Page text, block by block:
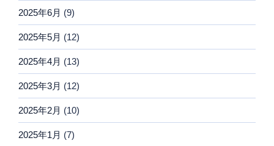
2025年6月 (9)
2025年5月 (12)
2025年4月 (13)
2025年3月 (12)
2025年2月 (10)
2025年1月 (7)